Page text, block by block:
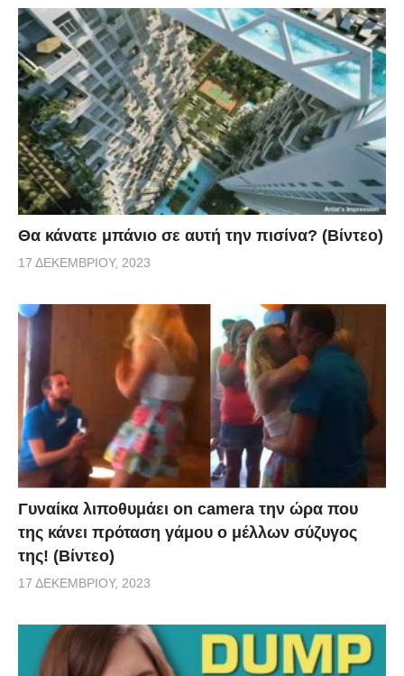
Θα κάνατε μπάνιο σε αυτή την πισίνα? (Βίντεο)
17 ΔΕΚΕΜΒΡΊΟΥ, 2023
Γυναίκα λιποθυμάει on camera την ώρα που
της κάνει πρόταση γάμου ο μέλλων σύζυγος
της! (Βίντεο)
17 ΔΕΚΕΜΒΡΊΟΥ, 2023